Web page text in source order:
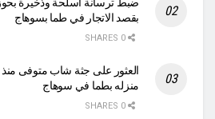
بقصد الاتجار في طما بسوهاج
العثور على جثة شاب متوفى
منزله بطما في سوهاج